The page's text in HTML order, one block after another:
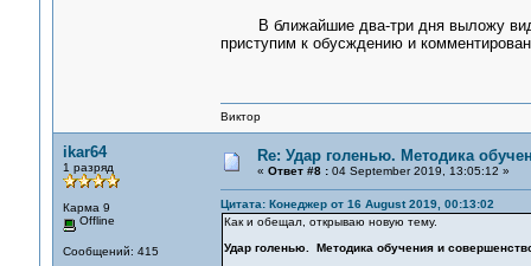
В ближайшие два-три дня выложу
приступим к обусждению и
Виктор
ikar64
1 разряд
Карма 9
Offline
Сообщений: 415
Re: Удар голенью. Методика
« Ответ #8 :04 September 2019, 13:05:12 »
Цитата: Конеджер от 16 August 2019, 00:13:02
Как и обещал, открываю новую тему.
Удар голенью. Методика обучения и